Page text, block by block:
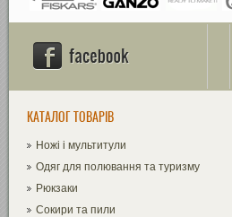
КАТАЛОГ ТОВАРІВ
Ножі і мультитули
Одяг для полювання та туризму
Рюкзаки
Сокири та пили